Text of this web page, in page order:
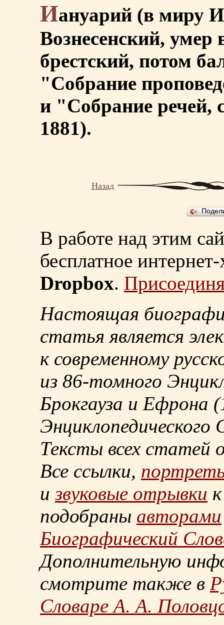
Иануарий (в миру
Вознесенский, умер
брестский, потом
"Собрание
и "Собрание речей,
1881).
Назад
В работе над этим
бесплатное
Dropbox.
Настоящая
статья является
к современному
из 86-томного
Брокгауза и Ефрона
Энциклопедического
Тексты всех статей
Все ссылки,
извуковые отрывки
подобраны авторами
Биографический
Дополнительную
смотрите также в
Словаре А. А.